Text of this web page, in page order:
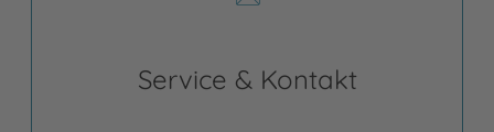
Service & Kontakt